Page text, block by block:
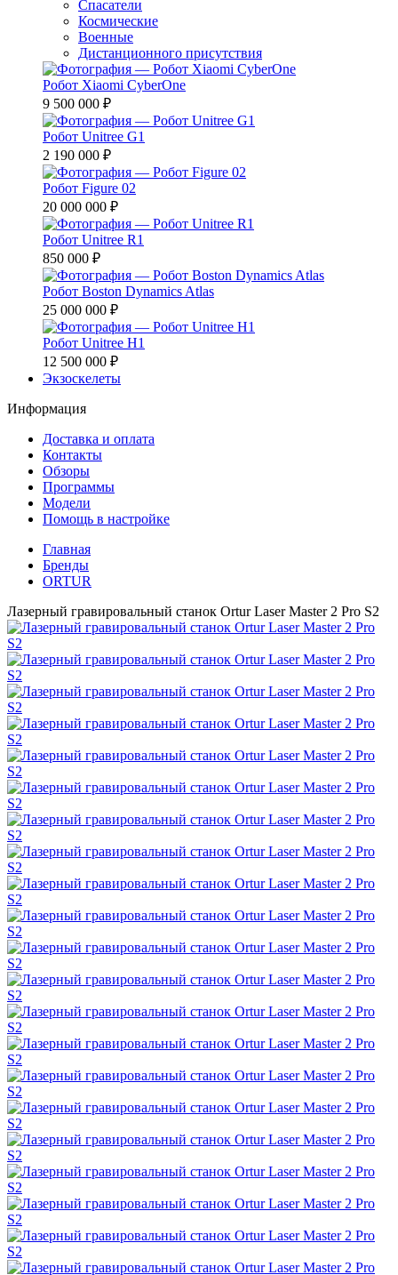
Спасатели
Космические
Военные
Дистанционного присутствия
Робот Xiaomi CyberOne
9 500 000 ₽
Робот Unitree G1
2 190 000 ₽
Робот Figure 02
20 000 000 ₽
Робот Unitree R1
850 000 ₽
Робот Boston Dynamics Atlas
25 000 000 ₽
Робот Unitree H1
12 500 000 ₽
Экзоскелеты
Информация
Доставка и оплата
Контакты
Обзоры
Программы
Модели
Помощь в настройке
Главная
Бренды
ORTUR
Лазерный гравировальный станок Ortur Laser Master 2 Pro S2